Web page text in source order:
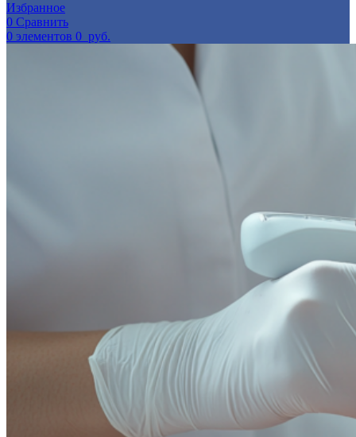
Избранное
0 Сравнить
0 элементов 0 руб.